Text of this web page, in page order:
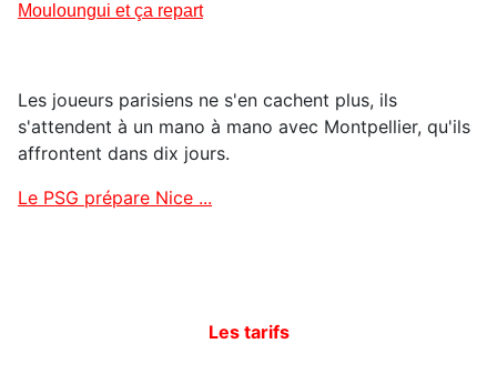
Mouloungui et ça repart
Les joueurs parisiens ne s'en cachent plus, ils
s'attendent à un mano à mano avec Montpellier, qu'ils
affrontent dans dix jours.
Le PSG prépare Nice ...
Les tarifs